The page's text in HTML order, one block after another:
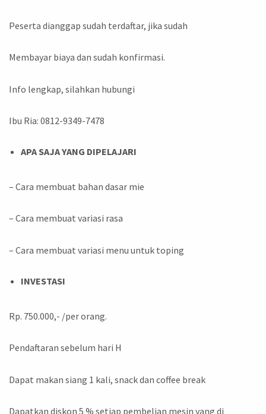
Peserta dianggap sudah terdaftar, jika sudah
Membayar biaya dan sudah konfirmasi.
Info lengkap, silahkan hubungi
Ibu Ria: 0812-9349-7478
APA SAJA YANG DIPELAJARI
– Cara membuat bahan dasar mie
– Cara membuat variasi rasa
– Cara membuat variasi menu untuk toping
INVESTASI
Rp. 750.000,- /per orang.
Pendaftaran sebelum hari H
Dapat makan siang 1 kali, snack dan coffee break
Dapatkan diskon 5 % setiap pembelian mesin yang di